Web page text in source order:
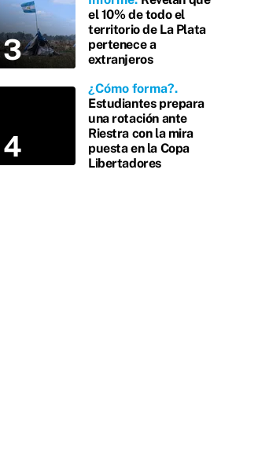
el 10% de todo el
territorio de La Plata
pertenece a
extranjeros
¿Cómo forma?
Estudiantes prepara
una rotación ante
Riestra con la mira
puesta en la Copa
Libertadores